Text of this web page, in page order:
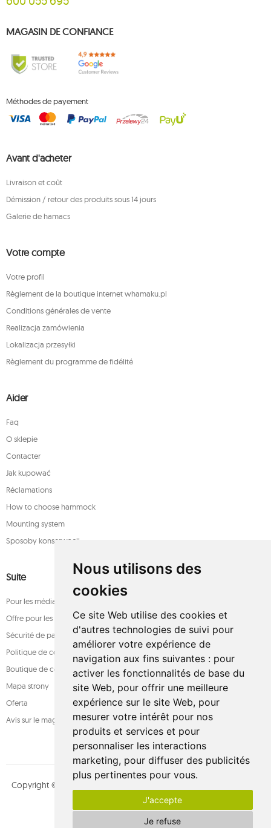
Nous utilisons des
cookies
Ce site Web utilise des cookies et
d'autres technologies de suivi pour
améliorer votre expérience de
navigation aux fins suivantes : pour
activer les fonctionnalités de base du
site Web, pour offrir une meilleure
expérience sur le site Web, pour
mesurer votre intérêt pour nos
produits et services et pour
personnaliser les interactions
marketing, pour diffuser des publicités
plus pertinentes pour vous.
J'accepte
Je refuse
MAGASIN DE CONFIANCE
Méthodes de payement
Avant d'acheter
Livraison et coût
Démission / retour des produits sous 14 jours
Galerie de hamacs
Votre compte
Votre profil
Règlement de la boutique internet whamaku.pl
Conditions générales de vente
Realizacja zamówienia
Lokalizacja przesyłki
Règlement du programme de fidélité
Aider
Faq
O sklepie
Contacter
Jak kupować
Réclamations
How to choose hammock
Mounting system
Sposoby konserwacji
Suite
Pour les médias
Offre pour les entreprises
Sécurité de paiement
Politique de confidentialité
Boutique de confiance
Mapa strony
Oferta
Avis sur le magasin
Copyright © whamaku.pl. Tous les droits sont réservés. Conçu par
MOUTON interactive